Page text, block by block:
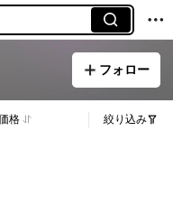
フォロー
格 絞り込み